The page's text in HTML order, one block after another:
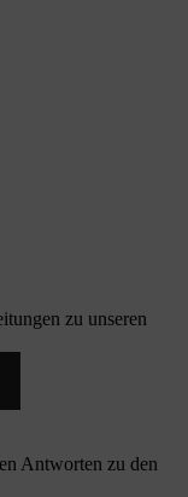
zu unseren
Antworten zu den